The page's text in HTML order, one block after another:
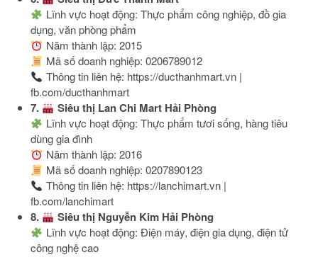
Lĩnh vực hoạt động: Thực phẩm công nghiệp, đồ gia
dụng, văn phòng phẩm
Năm thành lập: 2015
Mã số doanh nghiệp: 0206789012
Thông tin liên hệ: https://ducthanhmart.vn |
fb.com/ducthanhmart
7. Siêu thị Lan Chi Mart Hải Phòng
Lĩnh vực hoạt động: Thực phẩm tươi sống, hàng tiêu
dùng gia đình
Năm thành lập: 2016
Mã số doanh nghiệp: 0207890123
Thông tin liên hệ: https://lanchimart.vn |
fb.com/lanchimart
8. Siêu thị Nguyễn Kim Hải Phòng
Lĩnh vực hoạt động: Điện máy, điện gia dụng, điện tử
công nghệ cao